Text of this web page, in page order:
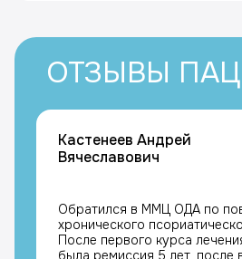
ОТЗЫВЫ
Кастенеев Андрей
Вячеславович
Обратился в ММЦ ОДА по
хронического
После первого курса
была ремиссия 5 лет, после